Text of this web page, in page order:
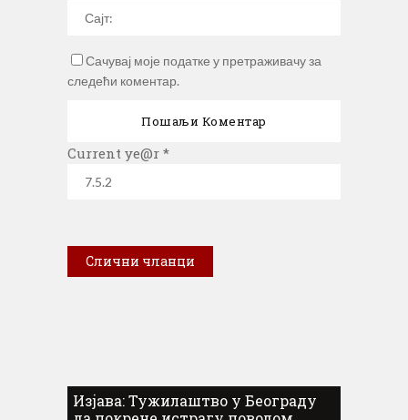
Сачувај моје податке у претраживачу за
следећи коментар.
Current ye@r *
Слични чланци
Изјава: Тужилаштво у Београду